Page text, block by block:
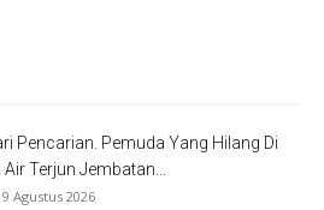
Pencarian. Pemuda Yang Hilang Di
Terjun Jembatan...
Agustus 2026